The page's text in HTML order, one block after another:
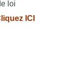
loi
ICI